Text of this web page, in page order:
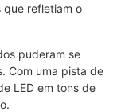
que refletiam o
puderam se
Com uma pista de
LED em tons de